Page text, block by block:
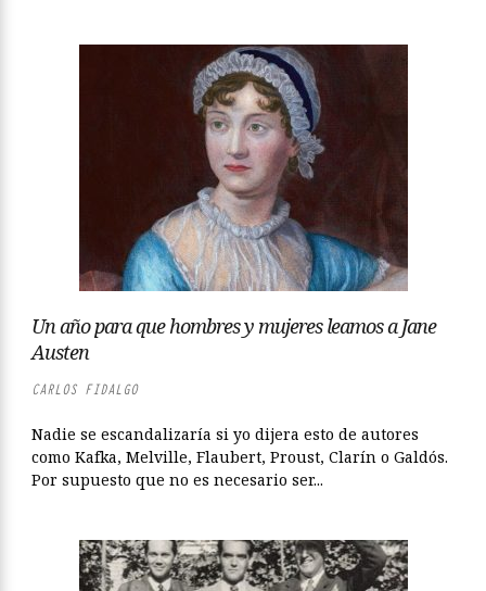
Un año para que hombres y mujeres leamos a Jane
Austen
CARLOS FIDALGO
Nadie se escandalizaría si yo dijera esto de autores
como Kafka, Melville, Flaubert, Proust, Clarín o Galdós.
Por supuesto que no es necesario ser...